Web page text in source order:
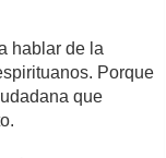
hablar de la
Porque
que